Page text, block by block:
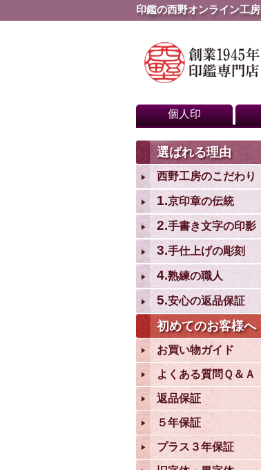
印鑑の西野オンライン工房
個人印
選ばれる理由
西野工房のこだわり
1.京印章の伝統
2.手書き文字の印影
3.手仕上げの彫刻
4.熟練の職人
5.安心の返品保証
初めてのお客様へ
お買い物ガイド
よくある質問Ｑ＆Ａ
返品保証
５年保証
プラス３年保証